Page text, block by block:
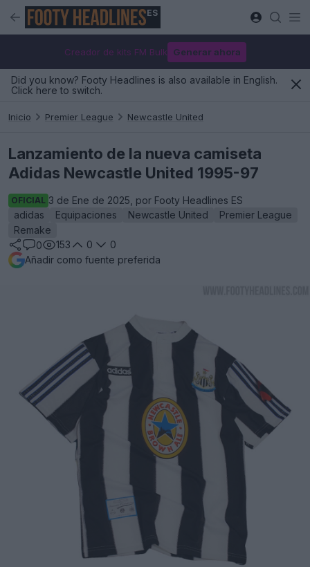
ES
Creador de kits FM Bulk Generar ahora
Did you know? Footy Headlines is also available in English.
Click here to switch.
Inicio Premier League Newcastle United
Lanzamiento de la nueva camiseta
Adidas Newcastle United 1995-97
OFICIAL 3 de Ene de 2025, por Footy Headlines ES
adidas
Equipaciones Newcastle United
Premier League
Remake
0
153 0
0
Añadir como fuente preferida